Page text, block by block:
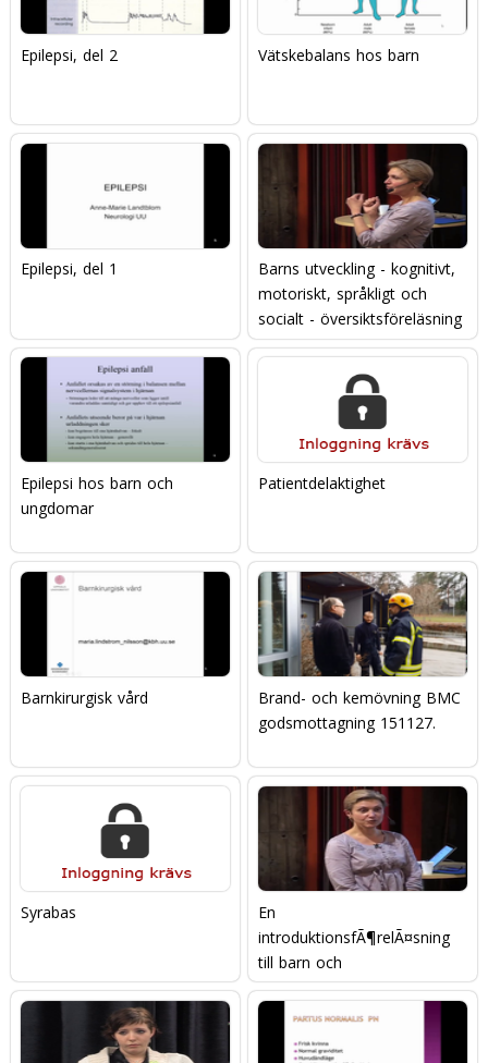
Epilepsi, del 2 Vätskebalans hos barn
Epilepsi, del 1
Barns utveckling - kognitivt,
motoriskt, språkligt och
socialt - översiktsföreläsning
Epilepsi hos barn och
ungdomar
Patientdelaktighet
Barnkirurgisk vård
Brand- och kemövning BMC
godsmottagning 151127.
Syrabas
En
introduktionsfÃ¶relÃ¤sning
till barn och
ungdomspsykiatrin